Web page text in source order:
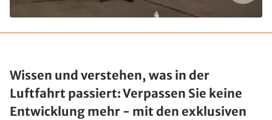
Wissen und verstehen, was in der
Luftfahrt passiert: Verpassen Sie keine
Entwicklung mehr - mit den exklusiven